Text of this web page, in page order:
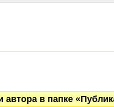
автора в папке